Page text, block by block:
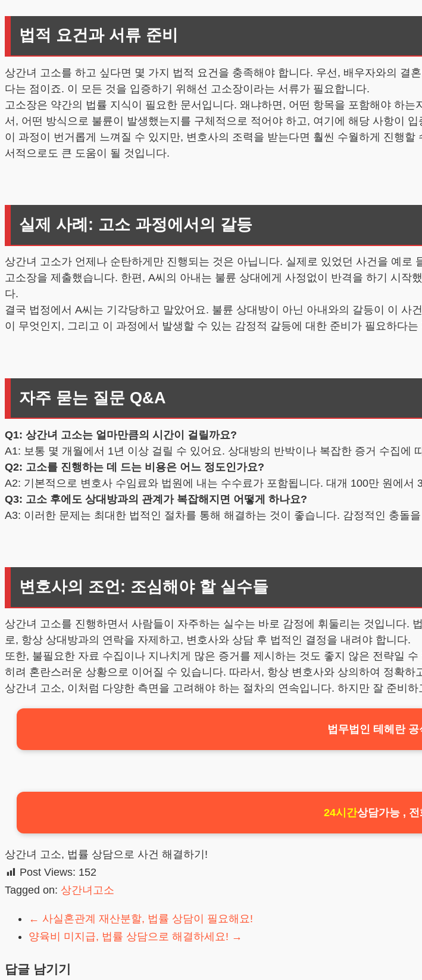
법적 요건과 서류 준비
상간녀 고소를 하고 싶다면 몇 가지 법적 요건을 충족해야 합니다. 우선, 배우자와의
다는 점이죠. 이 모든 것을 입증하기 위해선 고소장이라는 서류가 필요합니다.
고소장은 약간의 법률 지식이 필요한 문서입니다. 왜냐하면, 어떤 항목을 포함해야 하
서, 어떤 방식으로 불륜이 발생했는지를 구체적으로 적어야 하고, 여기에 해당 사항이
이 과정이 번거롭게 느껴질 수 있지만, 변호사의 조력을 받는다면 훨씬 수월하게 진행
서적으로도 큰 도움이 될 것입니다.
실제 사례: 고소 과정에서의 갈등
상간녀 고소가 언제나 순탄하게만 진행되는 것은 아닙니다. 실제로 있었던 사건을 예로
고소장을 제출했습니다. 한편, A씨의 아내는 불륜 상대에게 사정없이 반격을 하기 시작
다.
결국 법정에서 A씨는 기각당하고 말았어요. 불륜 상대방이 아닌 아내와의 갈등이 이
이 무엇인지, 그리고 이 과정에서 발생할 수 있는 감정적 갈등에 대한 준비가 필요하다
자주 묻는 질문 Q&A
Q1: 상간녀 고소는 얼마만큼의 시간이 걸릴까요?
A1: 보통 몇 개월에서 1년 이상 걸릴 수 있어요. 상대방의 반박이나 복잡한 증거 수집에
Q2: 고소를 진행하는 데 드는 비용은 어느 정도인가요?
A2: 기본적으로 변호사 수임료와 법원에 내는 수수료가 포함됩니다. 대개 100만 원에서
Q3: 고소 후에도 상대방과의 관계가 복잡해지면 어떻게 하나요?
A3: 이러한 문제는 최대한 법적인 절차를 통해 해결하는 것이 좋습니다. 감정적인 충돌
변호사의 조언: 조심해야 할 실수들
상간녀 고소를 진행하면서 사람들이 자주하는 실수는 바로 감정에 휘둘리는 것입니다.
로, 항상 상대방과의 연락을 자제하고, 변호사와 상담 후 법적인 결정을 내려야 합니다.
또한, 불필요한 자료 수집이나 지나치게 많은 증거를 제시하는 것도 좋지 않은 전략일
히려 혼란스러운 상황으로 이어질 수 있습니다. 따라서, 항상 변호사와 상의하여 정확하
상간녀 고소, 이처럼 다양한 측면을 고려해야 하는 절차의 연속입니다. 하지만 잘 준비
법무법인 테헤란 공
24시간상담가능 , 전
상간녀 고소, 법률 상담으로 사건 해결하기!
Post Views: 152
Tagged on: 상간녀고소
← 사실혼관계 재산분할, 법률 상담이 필요해요!
양육비 미지급, 법률 상담으로 해결하세요! →
답글 남기기